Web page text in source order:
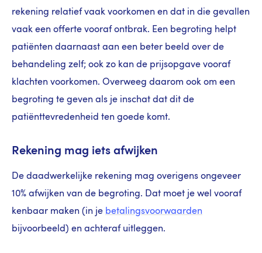
rekening relatief vaak voorkomen en dat in die gevallen
vaak een offerte vooraf ontbrak. Een begroting helpt
patiënten daarnaast aan een beter beeld over de
behandeling zelf; ook zo kan de prijsopgave vooraf
klachten voorkomen. Overweeg daarom ook om een
begroting te geven als je inschat dat dit de
patiënttevredenheid ten goede komt.
Rekening mag iets afwijken
De daadwerkelijke rekening mag overigens ongeveer
10% afwijken van de begroting. Dat moet je wel vooraf
kenbaar maken (in je betalingsvoorwaarden
bijvoorbeeld) en achteraf uitleggen.